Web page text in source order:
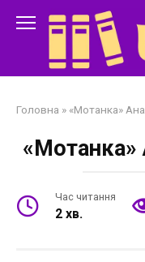
Головна » «Мотанка»
«Мотанка»
Час читання
2 хв.